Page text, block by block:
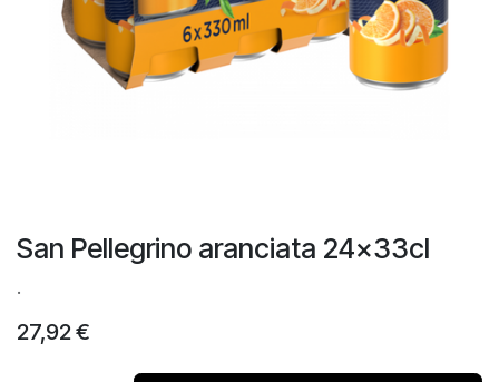
San Pellegrino aranciata 24x33cl
.
27,92€